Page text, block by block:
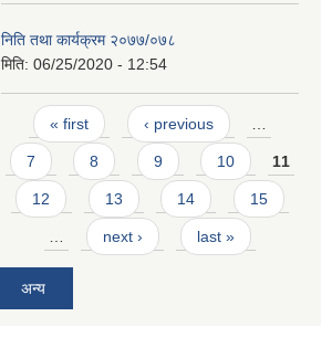
निति तथा कार्यक्रम २०७७/०७८
मिति: 06/25/2020 - 12:54
Pages
« first ‹ previous …
7 8 9 10 11
12 13 14 15
… next › last »
अन्य